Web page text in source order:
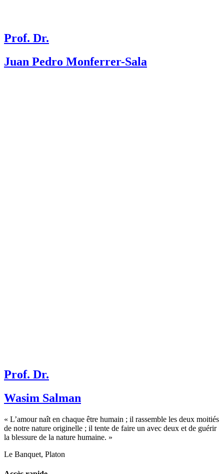
Prof. Dr.
Juan Pedro Monferrer-Sala
Prof. Dr.
Wasim Salman
« L’amour naît en chaque être humain ; il rassemble les deux moitiés
de notre nature originelle ; il tente de faire un avec deux et de guérir
la blessure de la nature humaine. »
Le Banquet, Platon